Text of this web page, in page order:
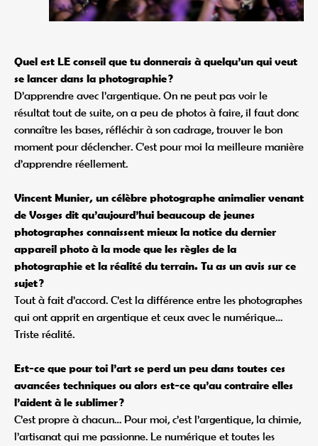
Quel est LE conseil que tu donnerais à quelqu’un qui veut
se lancer dans la photographie ?
D’apprendre avec l’argentique. On ne peut pas voir le
résultat tout de suite, on a peu de photos à faire, il faut donc
connaître les bases, réfléchir à son cadrage, trouver le bon
moment pour déclencher. C’est pour moi la meilleure manière
d’apprendre réellement.
Vincent Munier, un célèbre photographe animalier venant
de Vosges dit qu’aujourd’hui beaucoup de jeunes
photographes connaissent mieux la notice du dernier
appareil photo à la mode que les règles de la
photographie et la réalité du terrain. Tu as un avis sur ce
sujet ?
Tout à fait d’accord. C’est la différence entre les photographes
qui ont apprit en argentique et ceux avec le numérique…
Triste réalité.
Est-ce que pour toi l’art se perd un peu dans toutes ces
avancées techniques ou alors est-ce qu’au contraire elles
l’aident à le sublimer ?
C’est propre à chacun… Pour moi, c’est l’argentique, la chimie,
l’artisanat qui me passionne. Le numérique et toutes les